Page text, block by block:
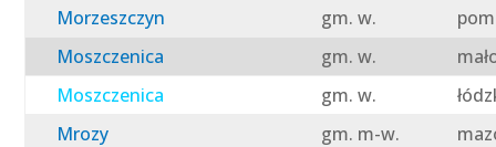
Morzeszczyn
gm. w.
Moszczenica
gm. w.
Moszczenica
gm. w.
Mrozy
gm. m-w.